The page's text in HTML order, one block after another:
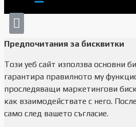
Предпочитания за бисквитки
Този уеб сайт използва основни
гарантира правилното му
проследяващи маркетингови
как взаимодействате с него.
само след вашето съгласие.